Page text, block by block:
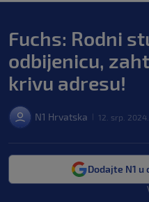
Fuchs: Rodni
odbijenicu,
krivu adresu!
N1 Hrvatska 12. srp.
Dodajte N1